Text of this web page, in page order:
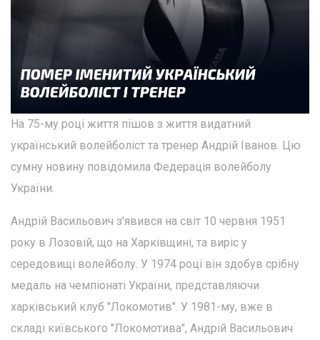
На 75-му році життя пішов з життя видатний
український волейболіст та тренер Андрій Іванов. Цю
сумну новину повідомила Федерація волейболу
України.
Андрій Васильович з'явився на світ 10 червня 1951
року в Лозовій, що на Харківщині, та виріс у
середовищі волейболу. У 1974 році він здобув срібну
медаль на чемпіонаті України, представляючи
харківський клуб "Локомотив". У 1981-му, вже в
складі київського "Локомотива", Андрій Васильович